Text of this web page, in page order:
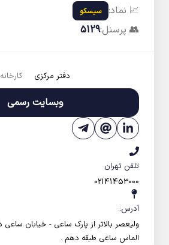
📈 نماد:
سیسکو
👥 پرسنل:5129
دفتر مرکزی کارخانه
وبسایت رسمی
تلفن تهران
02141453000
آدرس:
الماس ساعی طبقه دهم .